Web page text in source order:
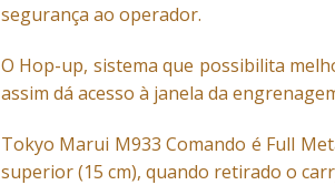
segurança ao operador.
O Hop-up, sistema que possibilita
assim dá acesso à janela da
Tokyo Marui M933 Comando é Full
superior (15 cm), quando retirado o